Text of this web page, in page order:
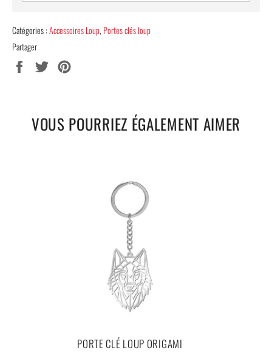
Catégories :Accessoires Loup, Portes clés loup
Partager
Partager Tweeter
VOUS POURRIEZ ÉGALEMENT AIMER
PORTE CLÉ LOUP ORIGAMI